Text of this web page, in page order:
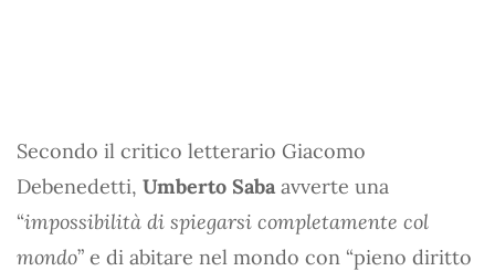
Secondo il critico letterario Giacomo
Debenedetti, Umberto Saba avverte una
“impossibilità di spiegarsi completamente col
mondo” e di abitare nel mondo con “pieno diritto